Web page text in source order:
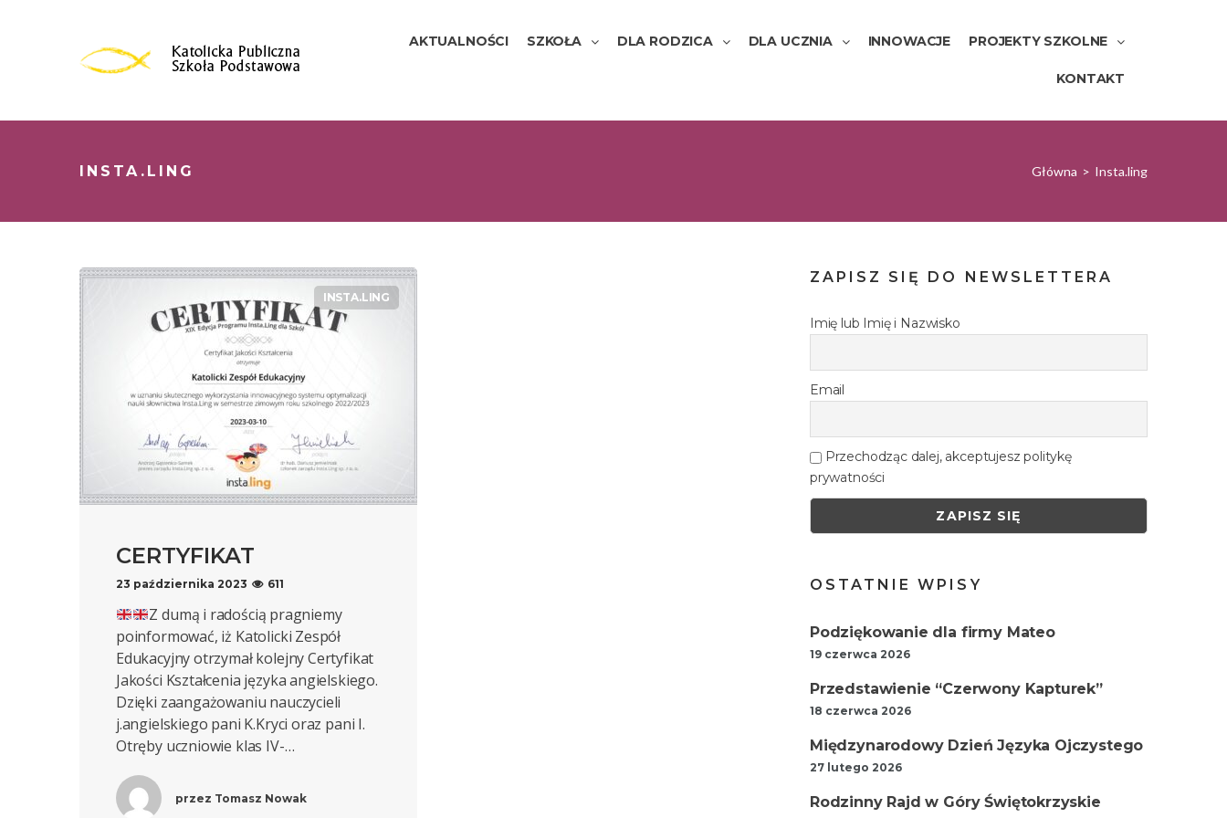
AKTUALNOŚCI SZKOŁA DLA RODZICA DLA UCZNIA INNOWACJE PROJEKTY SZKOLNE
KONTAKT
INSTA.LING Główna > Insta.ling
INSTA.LING
CERTYFIKAT
23 października 2023 611
Z dumą i radością pragniemy
poinformować, iż Katolicki Zespół
Edukacyjny otrzymał kolejny Certyfikat
Jakości Kształcenia języka angielskiego.
Dzięki zaangażowaniu nauczycieli
j.angielskiego pani K.Kryci oraz pani I.
Otręby uczniowie klas IV-…
przez Tomasz Nowak
ZAPISZ SIĘ DO NEWSLETTERA
Imię lub Imię i Nazwisko
Email
Przechodząc dalej, akceptujesz politykę
prywatności
OSTATNIE WPISY
Podziękowanie dla firmy Mateo
19 czerwca 2026
Przedstawienie “Czerwony Kapturek”
18 czerwca 2026
Międzynarodowy Dzień Języka Ojczystego
27 lutego 2026
Rodzinny Rajd w Góry Świętokrzyskie